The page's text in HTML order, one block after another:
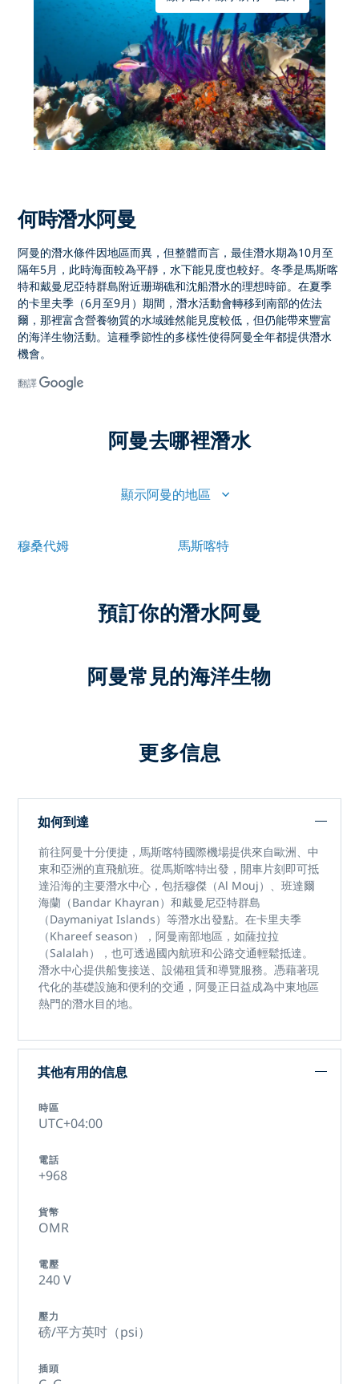
何時潛水阿曼
阿曼的潛水條件因地區而異，但整體而言，最佳潛水期為10月至
隔年5月 ，此時海面較為平靜，水下能見度也較好。冬季是馬斯喀
特和戴曼尼亞特群島附近珊瑚礁和沈船潛水的理想時節。在夏季
的卡里夫季 （6月至9月）期間，潛水活動會轉移到南部的佐法
爾 ，那裡富含營養物質的水域雖然能見度較低，但仍能帶來豐富
的海洋生物活動。這種季節性的多樣性使得阿曼全年都提供潛水
機會。
翻譯
阿曼去哪裡潛水
顯示阿曼的地區
穆桑代姆 馬斯喀特
預訂你的潛水阿曼
阿曼常見的海洋生物
更多信息
如何到達
前往阿曼十分便捷，馬斯喀特國際機場提供來自歐洲、中
東和亞洲的直飛航班。從馬斯喀特出發，開車片刻即可抵
達沿海的主要潛水中心，包括穆傑（Al Mouj）、班達爾
海蘭（Bandar Khayran）和戴曼尼亞特群島
（Daymaniyat Islands）等潛水出發點。在卡里夫季
（Khareef season），阿曼南部地區，如薩拉拉
（Salalah），也可透過國內航班和公路交通輕鬆抵達。
潛水中心提供船隻接送、設備租賃和導覽服務。憑藉著現
代化的基礎設施和便利的交通，阿曼正日益成為中東地區
熱門的潛水目的地。
其他有用的信息
時區
UTC+04:00
電話
+968
貨幣
OMR
電壓
240 V
壓力
磅/平方英吋（psi）
插頭